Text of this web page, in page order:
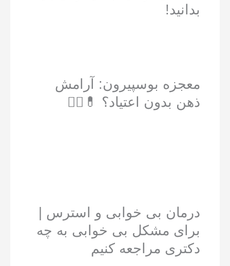
بدانید!
معجزه بوسپیرون: آرامش
ذهن بدون اعتیاد؟ 💊🧘‍♂️
درمان بی خوابی و استرس |
برای مشکل بی خوابی به چه
دکتری مراجعه کنیم